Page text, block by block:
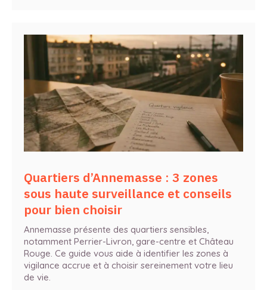
Quartiers d’Annemasse : 3 zones
sous haute surveillance et conseils
pour bien choisir
Annemasse présente des quartiers sensibles,
notamment Perrier-Livron, gare-centre et Château
Rouge. Ce guide vous aide à identifier les zones à
vigilance accrue et à choisir sereinement votre lieu
de vie.